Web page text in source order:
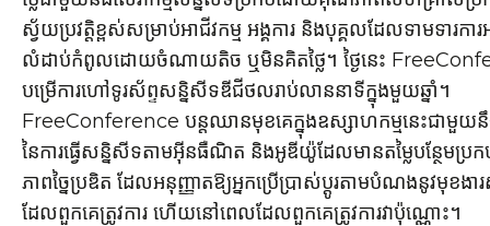
ស្វ័យប្រវត្តិខ្ពស់សម្រាប់អាជីវកម្ម អង្គការ និងបុគ្គលដែលទាមទារការ
លំដាប់កំពូលដោយចំណាយតិច ឬមិនគិតថ្លៃ។ ថ្ងៃនេះ
បម្រើការហៅទូរស័ព្ទសន្និសីទឌីជីថលរាប់លាននាទីក្នុងមួយឆ្នាំ។
FreeConference បន្តឈានមុខគេក្នុងឧស្សាហកម្មនេះជាមួយ
នៃការធ្វើសន្និសីទតាមអ៊ីនធឺណិត និងអូឌីយ៉ូដែលមានតម្លៃបន្ថែមប្
ភាពច្នៃប្រឌិត ដែលអនុញ្ញាតឱ្យអ្នកប្រើប្រាស់ប្ដូរតាមបំណងនូវមុខង
ដែលពួកគេត្រូវការ ហើយនៅពេលដែលពួកគេត្រូវការវាប៉ុណ្ណោះ។